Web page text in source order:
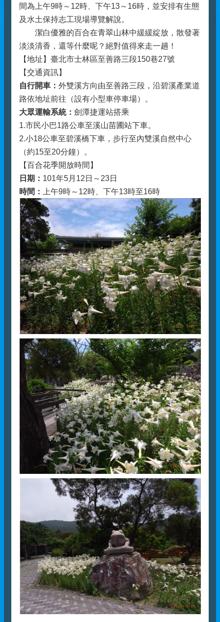
間為上午9時～12時、下午13～16時，並安排有生態
及水土保持志工現場導覽解說。
潔白優雅的百合在青翠山林中緩緩綻放，散發著
淡淡清香，還等什麼呢？絕對值得來走一趟！
【地址】臺北市士林區至善路三段150巷27號
【交通資訊】
自行開車： 外雙溪方向由至善路三段，沿碧溪產業道
路依地址前往（設有小型車停車場）。
大眾運輸系統： 劍潭捷運站搭乘
1.市民小巴1路公車至溪山苗圃站下車。
2.小18公車至碧溪橋下車，步行至內雙溪自然中心
（約15至20分鐘）。
【百合花季開放時間】
日期： 101年5月12日～23日
時間：
上午9時～12時、下午13時至16時